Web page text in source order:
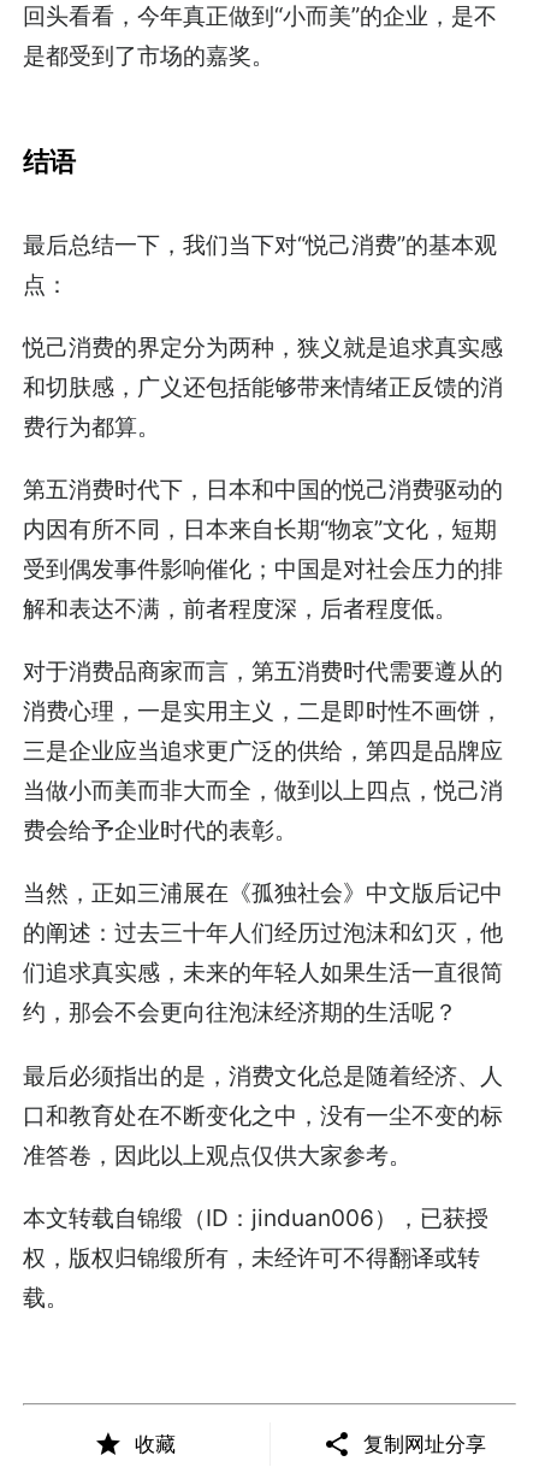
回头看看，今年真正做到“小而美”的企业，是不
是都受到了市场的嘉奖。
结语
最后总结一下，我们当下对“悦己消费”的基本观
点：
悦己消费的界定分为两种，狭义就是追求真实感
和切肤感，广义还包括能够带来情绪正反馈的消
费行为都算。
第五消费时代下，日本和中国的悦己消费驱动的
内因有所不同，日本来自长期“物哀”文化，短期
受到偶发事件影响催化；中国是对社会压力的排
解和表达不满，前者程度深，后者程度低。
对于消费品商家而言，第五消费时代需要遵从的
消费心理，一是实用主义，二是即时性不画饼，
三是企业应当追求更广泛的供给，第四是品牌应
当做小而美而非大而全，做到以上四点，悦己消
费会给予企业时代的表彰。
当然，正如三浦展在 《孤独社会》 中文版后记中
的阐述：过去三十年人们经历过泡沫和幻灭，他
们追求真实感，未来的年轻人如果生活一直很简
约，那会不会更向往泡沫经济期的生活呢？
最后必须指出的是，消费文化总是随着经济、人
口和教育处在不断变化之中，没有一尘不变的标
准答卷，因此以上观点仅供大家参考。
本文转载自锦缎（ID：jinduan006），已获授
权，版权归锦缎所有，未经许可不得翻译或转
载。
收藏 复制网址分享